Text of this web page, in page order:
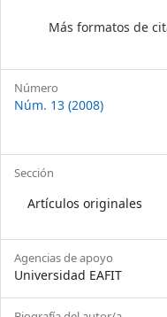
Más formatos de
Número
Núm. 13 (2008)
Sección
Artículos originales
Agencias de apoyo
Universidad EAFIT